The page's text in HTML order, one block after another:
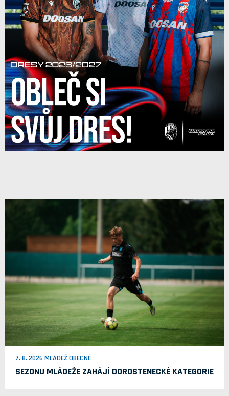
7. 8. 2026 MLÁDEŽ OBECNĚ
SEZONU MLÁDEŽE ZAHÁJÍ DOROSTENECKÉ KATEGORIE